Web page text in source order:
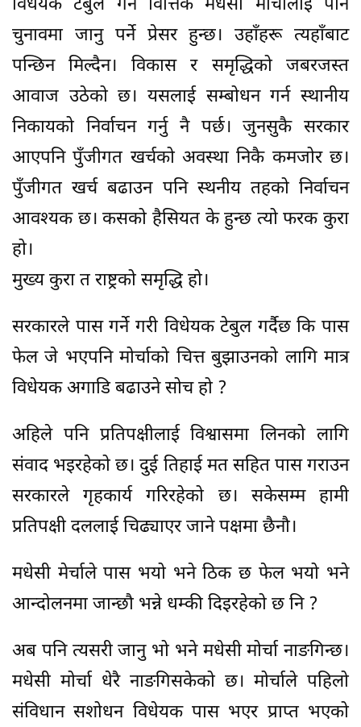
विधेयक टेबुल गर्ने वित्तिकै मधेसी मोर्चालाई पनि
चुनावमा जानु पर्ने प्रेसर हुन्छ। उहाँहरू त्यहाँबाट
पन्छिन मिल्दैन। विकास र समृद्धिको जबरजस्त
आवाज उठेको छ। यसलाई सम्बोधन गर्न स्थानीय
निकायको निर्वाचन गर्नु नै पर्छ। जुनसुकै सरकार
आएपनि पुँजीगत खर्चको अवस्था निकै कमजोर छ।
पुँजीगत खर्च बढाउन पनि स्थनीय तहको निर्वाचन
आवश्यक छ। कसको हैसियत के हुन्छ त्यो फरक कुरा
हो।
मुख्य कुरा त राष्ट्रको समृद्धि हो।
सरकारले पास गर्ने गरी विधेयक टेबुल गर्दैछ कि पास
फेल जे भएपनि मोर्चाको चित्त बुझाउनको लागि मात्र
विधेयक अगाडि बढाउने सोच हो ?
अहिले पनि प्रतिपक्षीलाई विश्वासमा लिनको लागि
संवाद भइरहेको छ। दुई तिहाई मत सहित पास गराउन
सरकारले गृहकार्य गरिरहेको छ। सकेसम्म हामी
प्रतिपक्षी दललाई चिढ्याएर जाने पक्षमा छैनौ।
मधेसी मेर्चाले पास भयो भने ठिक छ फेल भयो भने
आन्दोलनमा जान्छौ भन्ने धम्की दिइरहेको छ नि ?
अब पनि त्यसरी जानु भो भने मधेसी मोर्चा नाङगिन्छ।
मधेसी मोर्चा धेरै नाङगिसकेको छ। मोर्चाले पहिलो
संविधान सशोधन विधेयक पास भएर प्राप्त भएको